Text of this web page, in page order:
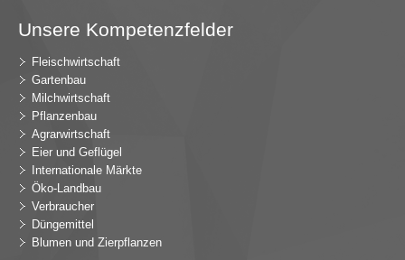
Unsere Kompetenzfelder
Fleischwirtschaft
Gartenbau
Milchwirtschaft
Pflanzenbau
Agrarwirtschaft
Eier und Geflügel
Internationale Märkte
Öko-Landbau
Verbraucher
Düngemittel
Blumen und Zierpflanzen